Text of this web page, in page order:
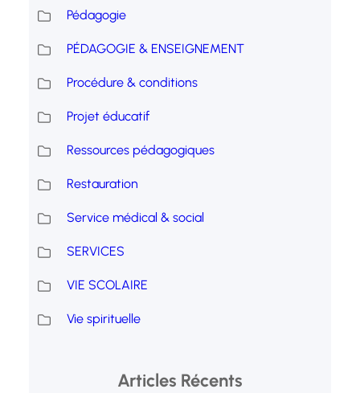
Pédagogie
PÉDAGOGIE & ENSEIGNEMENT
Procédure & conditions
Projet éducatif
Ressources pédagogiques
Restauration
Service médical & social
SERVICES
VIE SCOLAIRE
Vie spirituelle
Articles Récents